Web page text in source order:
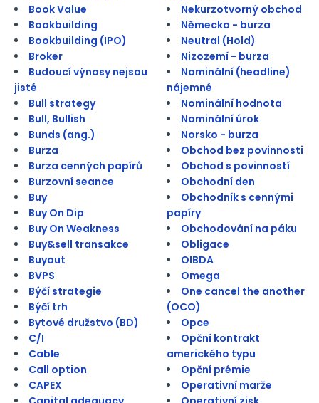
Book Value
Bookbuilding
Bookbuilding (IPO)
Broker
Budoucí výnosy nejsou
jisté
Bull strategy
Bull, Bullish
Bunds (ang.)
Burza
Burza cenných papírů
Burzovní seance
Buy
Buy On Dip
Buy On Weakness
Buy&sell transakce
Buyout
BVPS
Býčí strategie
Býčí trh
Bytové družstvo (BD)
C/I
Cable
Call option
CAPEX
Nekurzotvorný obchod
Německo - burza
Neutral (Hold)
Nizozemí - burza
Nominální (headline)
nájemné
Nominální hodnota
Nominální úrok
Norsko - burza
Obchod bez povinnosti
Obchod s povinností
Obchodní den
Obchodník s cennými
papíry
Obchodování na páku
Obligace
OIBDA
Omega
One cancel the another
(OCO)
Opce
Opční kontrakt
amerického typu
Opční prémie
Operativní marže